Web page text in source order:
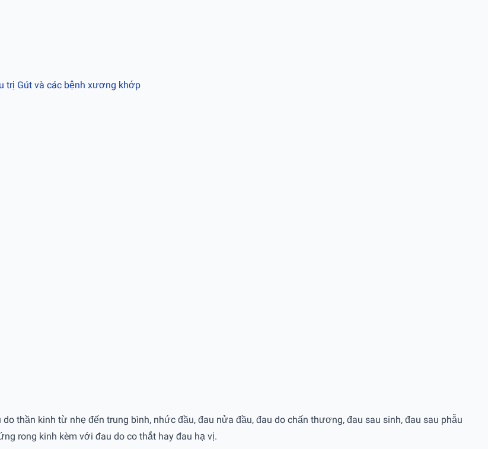
trị Gút và các bệnh xương khớp
thần kinh từ nhẹ đến trung bình, nhức đầu, đau nửa đầu, đau do chấn thương, đau sau sinh, đau sau phẫu
rong kinh kèm với đau do co thắt hay đau hạ vị.